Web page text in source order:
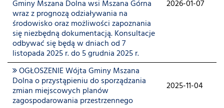
Gminy Mszana Dolna wsi Mszana Górna
wraz z prognozą odziaływania na
środowisko oraz możliwości zapoznania
się niezbędną dokumentacją. Konsultacje
odbywać się będą w dniach od 7
listopada 2025 r. do 5 grudnia 2025 r.
2026-01-07
OGŁOSZENIE Wójta Gminy Mszana
Dolna o przystąpieniu do sporządzania
zmian miejscowych planów
zagospodarowania przestrzennego
2025-11-04